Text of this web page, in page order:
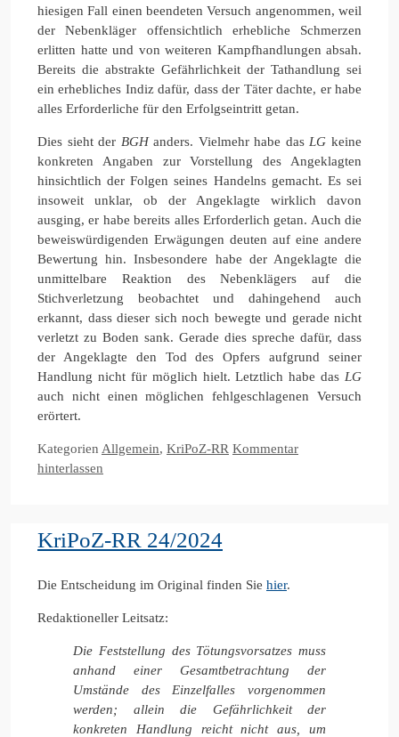
hiesigen Fall einen beendeten Versuch angenommen, weil
der Nebenkläger offensichtlich erhebliche Schmerzen
erlitten hatte und von weiteren Kampfhandlungen absah.
Bereits die abstrakte Gefährlichkeit der Tathandlung sei
ein erhebliches Indiz dafür, dass der Täter dachte, er habe
alles Erforderliche für den Erfolgseintritt getan.
Dies sieht der BGHanders. Vielmehr habe das LG keine
konkreten Angaben zur Vorstellung des Angeklagten
hinsichtlich der Folgen seines Handelns gemacht. Es sei
insoweit unklar, ob der Angeklagte wirklich davon
ausging, er habe bereits alles Erforderlich getan. Auch die
beweiswürdigenden Erwägungen deuten auf eine andere
Bewertung hin. Insbesondere habe der Angeklagte die
unmittelbare Reaktion des Nebenklägers auf die
Stichverletzung beobachtet und dahingehend auch
erkannt, dass dieser sich noch bewegte und gerade nicht
verletzt zu Boden sank. Gerade dies spreche dafür, dass
der Angeklagte den Tod des Opfers aufgrund seiner
Handlung nicht für möglich hielt. Letztlich habe das LG
auch nicht einen möglichen fehlgeschlagenen Versuch
erörtert.
Kategorien Allgemein, KriPoZ-RR Kommentar
hinterlassen
KriPoZ-RR 24/2024
Die Entscheidung im Original finden Sie hier.
Redaktioneller Leitsatz:
Die Feststellung des Tötungsvorsatzes muss
anhand einer Gesamtbetrachtung der
Umstände des Einzelfalles vorgenommen
werden; allein die Gefährlichkeit der
konkreten Handlung reicht nicht aus, um